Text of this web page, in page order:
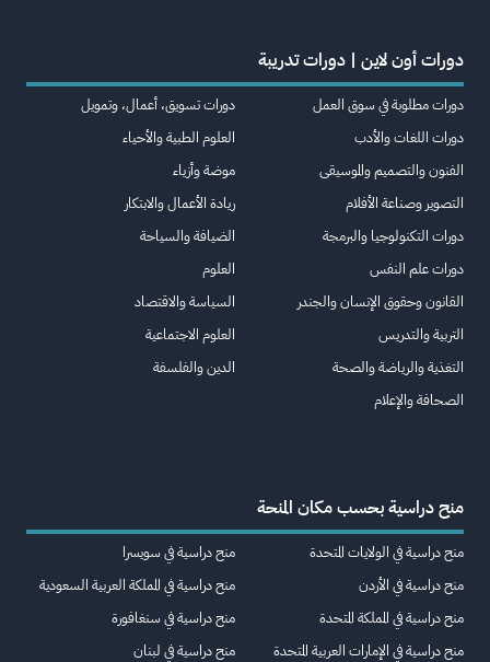
دورات أون لاين | دورات تدريبة
دورات مطلوبة في سوق العمل
دورات اللغات والأدب
الفنون والتصميم والموسيقى
التصوير وصناعة الأفلام
دورات التكنولوجيا والبرمجة
دورات علم النفس
القانون وحقوق الإنسان والجندر
التربية والتدريس
التغذية والرياضة والصحة
الصحافة والإعلام
دورات تسويق، أعمال، وتمويل
العلوم الطبية والأحياء
موضة وأزياء
ريادة الأعمال والابتكار
الضيافة والسياحة
العلوم
السياسة والاقتصاد
العلوم الاجتماعية
الدين والفلسفة
منح دراسية بحسب مكان المنحة
منح دراسية في الولايات المتحدة
منح دراسية في الأردن
منح دراسية في المملكة المتحدة
منح دراسية في الإمارات العربية المتحدة
منح دراسية في سويسرا
منح دراسية في المملكة العربية السعودية
منح دراسية في سنغافورة
منح دراسية في لبنان